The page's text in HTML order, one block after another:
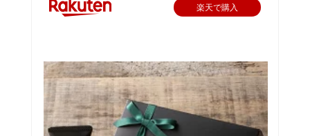
楽天で購入